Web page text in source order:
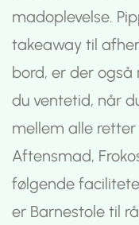
madoplevelse.
takeaway til
bord, er der
du ventetid, når
mellem alle
Aftensmad,
følgende
er Barnestole til